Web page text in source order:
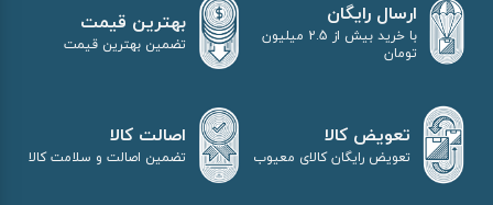
ارسال رایگان
با خرید بیش از 2.5 میلیون
تومان
بهترین قیمت
تضمین بهترین قیمت
تعویض کالا
تعویض رایگان کالای معیوب
اصالت کالا
تضمین اصالت و سلامت کالا